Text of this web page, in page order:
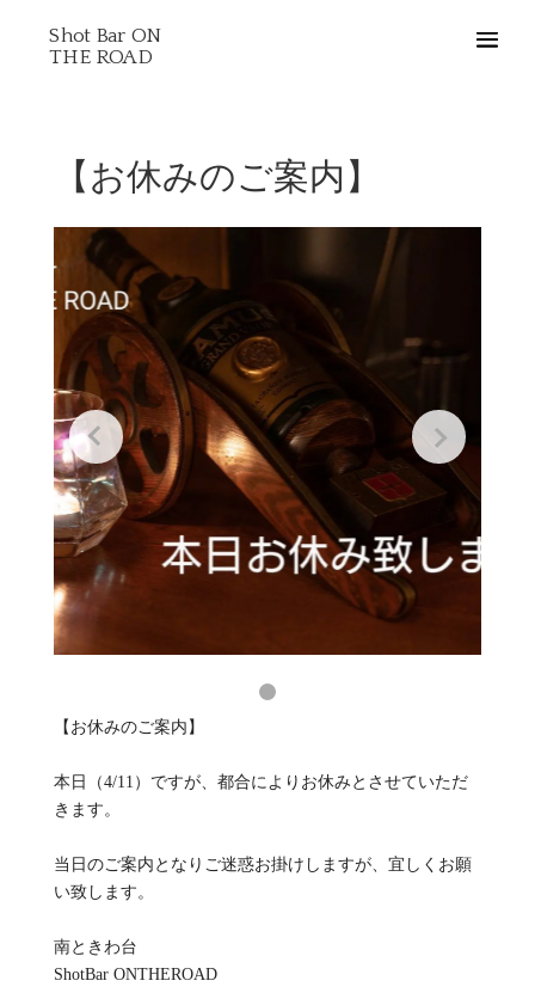
Shot Bar ON
THE ROAD
【お休みのご案内】
【お休みのご案内】
本日（4/11）ですが、都合によりお休みとさせていただ
きます。
当日のご案内となりご迷惑お掛けしますが、宜しくお願
い致します。
南ときわ台
ShotBar ONTHEROAD